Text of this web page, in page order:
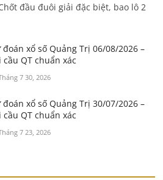
đầu đuôi giải đặc biệt, bao lô 2
đoán xổ số Quảng Trị 06/08/2026 –
cầu QT chuẩn xác
7 30, 2026
đoán xổ số Quảng Trị 30/07/2026 –
cầu QT chuẩn xác
7 23, 2026